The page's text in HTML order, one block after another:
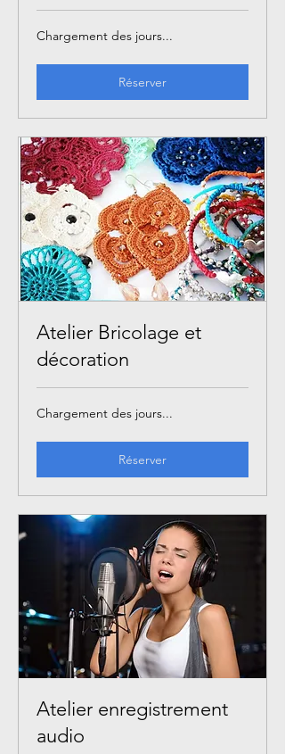
Chargement des jours...
Réserver
Atelier Bricolage et
décoration
Chargement des jours...
Réserver
Atelier enregistrement
audio